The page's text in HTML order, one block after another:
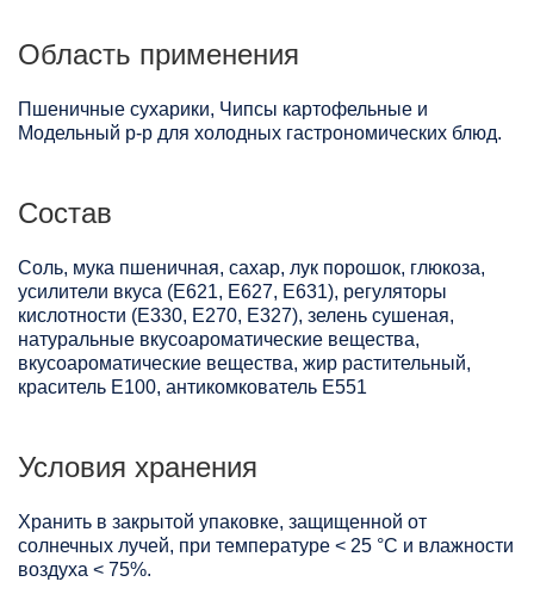
Область применения
Пшеничные сухарики, Чипсы картофельные и
Модельный р-р для холодных гастрономических блюд.
Состав
Соль, мука пшеничная, сахар, лук порошок, глюкоза,
усилители вкуса (Е621, Е627, Е631), регуляторы
кислотности (Е330, Е270, Е327), зелень сушеная,
натуральные вкусоароматические вещества,
вкусоароматические вещества, жир растительный,
краситель Е100, антикомкователь Е551
Условия хранения
Хранить в закрытой упаковке, защищенной от
солнечных лучей, при температуре < 25 °C и влажности
воздуха < 75%.